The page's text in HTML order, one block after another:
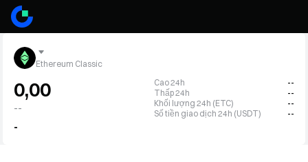
Ethereum Classic
0,00
--
-
Cao 24h
--
Thấp 24h
--
Khối lượng 24h (ETC)
--
Số tiền giao dịch 24h (USDT)
--